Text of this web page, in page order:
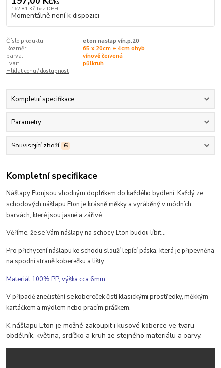
/ks
162,81 Kč bez DPH
Momentálně není k dispozici
Číslo produktu:
eton naslap vín.p.20
Rozměr:
65 x 20cm + 4cm ohyb
barva:
vínově červená
Tvar:
půlkruh
Hlídat cenu / dostupnost
Kompletní specifikace
Parametry
Související zboží 6
Kompletní specifikace
Nášlapy Etonjsouvhodným doplňkem do každého bydlení. Každý ze
schodových nášlapu Eton je krásně měkky a vyráběný v módních
barvách, kteréjsou jasné a zářivé.
Věříme, že se Vám nášlapy na schody Eton budou líbit...
Pro přichycení nášlapu ke schodu slouží lepící páska, která je připevněna
na spodní straně koberečku a lišty.
Materiál 100% PP, výška cca 6mm
V případě znečistění se kobereček čistí klasickými prostředky, měkkým
kartáčkem a mýdlem nebo pracím práškem.
K nášlapu Eton je možné zakoupit i kusové koberce ve tvaru
obdélník, květina, srdíčko a kruh ze stejného materiálu a barvy.